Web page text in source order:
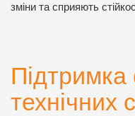
зміни та сприяють
Підтримка
технічних